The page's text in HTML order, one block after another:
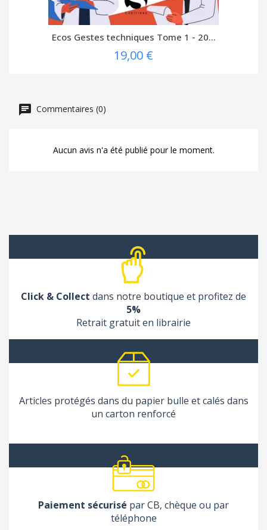
(1
Ecos Gestes techniques Tome 1 - 20...
19,00 €
Commentaires (0)
Aucun avis n'a été publié pour le moment.
Click & Collect dans notre boutique et profitez de
5%
Retrait gratuit en librairie
Articles protégés dans du papier bulle et calés dans
un carton renforcé
Paiement sécurisé par CB, chèque ou par
téléphone